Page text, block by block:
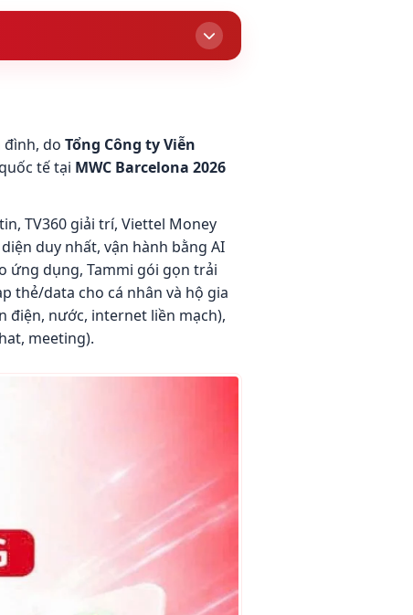
đình, do Tổng Công ty Viễn
tế tại MWC Barcelona 2026
TV360 giải trí, Viettel Money
duy nhất, vận hành bằng AI
ứng dụng, Tammi gói gọn trải
thẻ/data cho cá nhân và hộ gia
điện, nước, internet liền mạch),
meeting).